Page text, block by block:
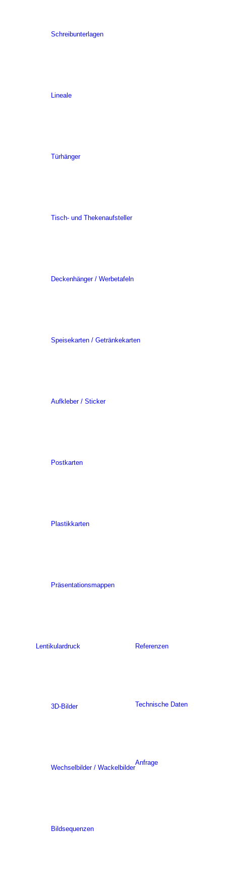
Schreibunterlagen
Lineale
Türhänger
Tisch- und Thekenaufsteller
Deckenhänger / Werbetafeln
Speisekarten / Getränkekarten
Aufkleber / Sticker
Postkarten
Plastikkarten
Präsentationsmappen
Lentikulardruck
3D-Bilder
Wechselbilder / Wackelbilder
Bildsequenzen
Referenzen
Technische Daten
Anfrage